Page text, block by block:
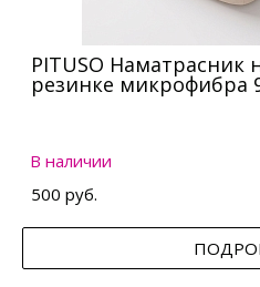
PITUSO
резинке микрофибра
В наличии
500 руб.